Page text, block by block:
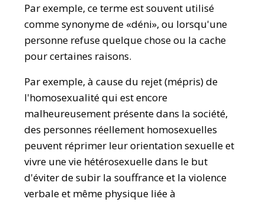
Par exemple, ce terme est souvent utilisé
comme synonyme de «déni», ou lorsqu'une
personne refuse quelque chose ou la cache
pour certaines raisons.
Par exemple, à cause du rejet (mépris) de
l'homosexualité qui est encore
malheureusement présente dans la société,
des personnes réellement homosexuelles
peuvent réprimer leur orientation sexuelle et
vivre une vie hétérosexuelle dans le but
d'éviter de subir la souffrance et la violence
verbale et même physique liée à